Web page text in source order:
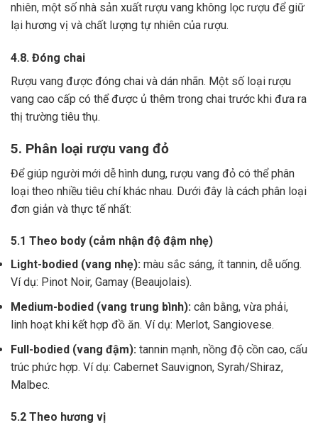
nhiên, một số nhà sản xuất rượu vang không lọc rượu để giữ
lại hương vị và chất lượng tự nhiên của rượu.
4.8. Đóng chai
Rượu vang được đóng chai và dán nhãn. Một số loại rượu
vang cao cấp có thể được ủ thêm trong chai trước khi đưa ra
thị trường tiêu thụ.
5. Phân loại rượu vang đỏ
Để giúp người mới dễ hình dung, rượu vang đỏ có thể phân
loại theo nhiều tiêu chí khác nhau. Dưới đây là cách phân loại
đơn giản và thực tế nhất:
5.1 Theo body (cảm nhận độ đậm nhẹ)
Light-bodied (vang nhẹ): màu sắc sáng, ít tannin, dễ uống.
Ví dụ: Pinot Noir, Gamay (Beaujolais).
Medium-bodied (vang trung bình): cân bằng, vừa phải,
linh hoạt khi kết hợp đồ ăn. Ví dụ: Merlot, Sangiovese.
Full-bodied (vang đậm): tannin mạnh, nồng độ cồn cao, cấu
trúc phức hợp. Ví dụ: Cabernet Sauvignon, Syrah/Shiraz,
Malbec.
5.2 Theo hương vị